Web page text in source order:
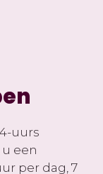
uurs
een
per dag, 7